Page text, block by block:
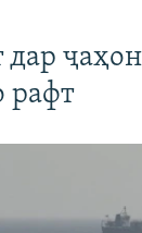
ҷаҳон
рафт